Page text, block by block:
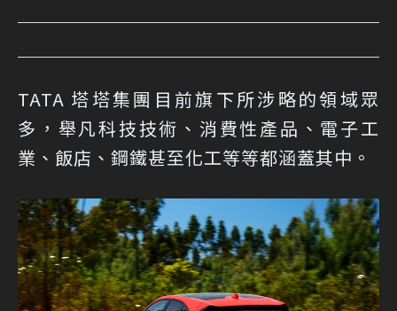
TATA 塔塔集團目前旗下所涉略的領域眾
多，舉凡科技技術、消費性產品、電子工
業、飯店、鋼鐵甚至化工等等都涵蓋其中。